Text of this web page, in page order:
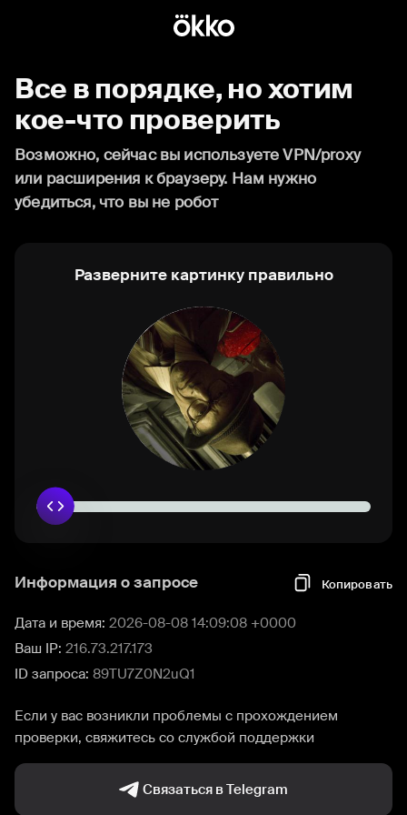
Все в порядке, но хотим
кое-что проверить
Возможно, сейчас вы используете VPN/proxy
или расширения к браузеру. Нам нужно
убедиться, что вы не робот
Разверните картинку правильно
Информация о запросе Копировать
Дата и время: 2026-08-08 14:09:08 +0000
Ваш IP: 216.73.217.173
ID запроса: 89TU7Z0N2uQ1
Если у вас возникли проблемы с прохождением
проверки, свяжитесь со службой поддержки
Связаться в Telegram